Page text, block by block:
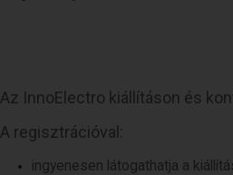
Az InnoElectro kiállításon és
A regisztrációval:
ingyenesen látogathatja a